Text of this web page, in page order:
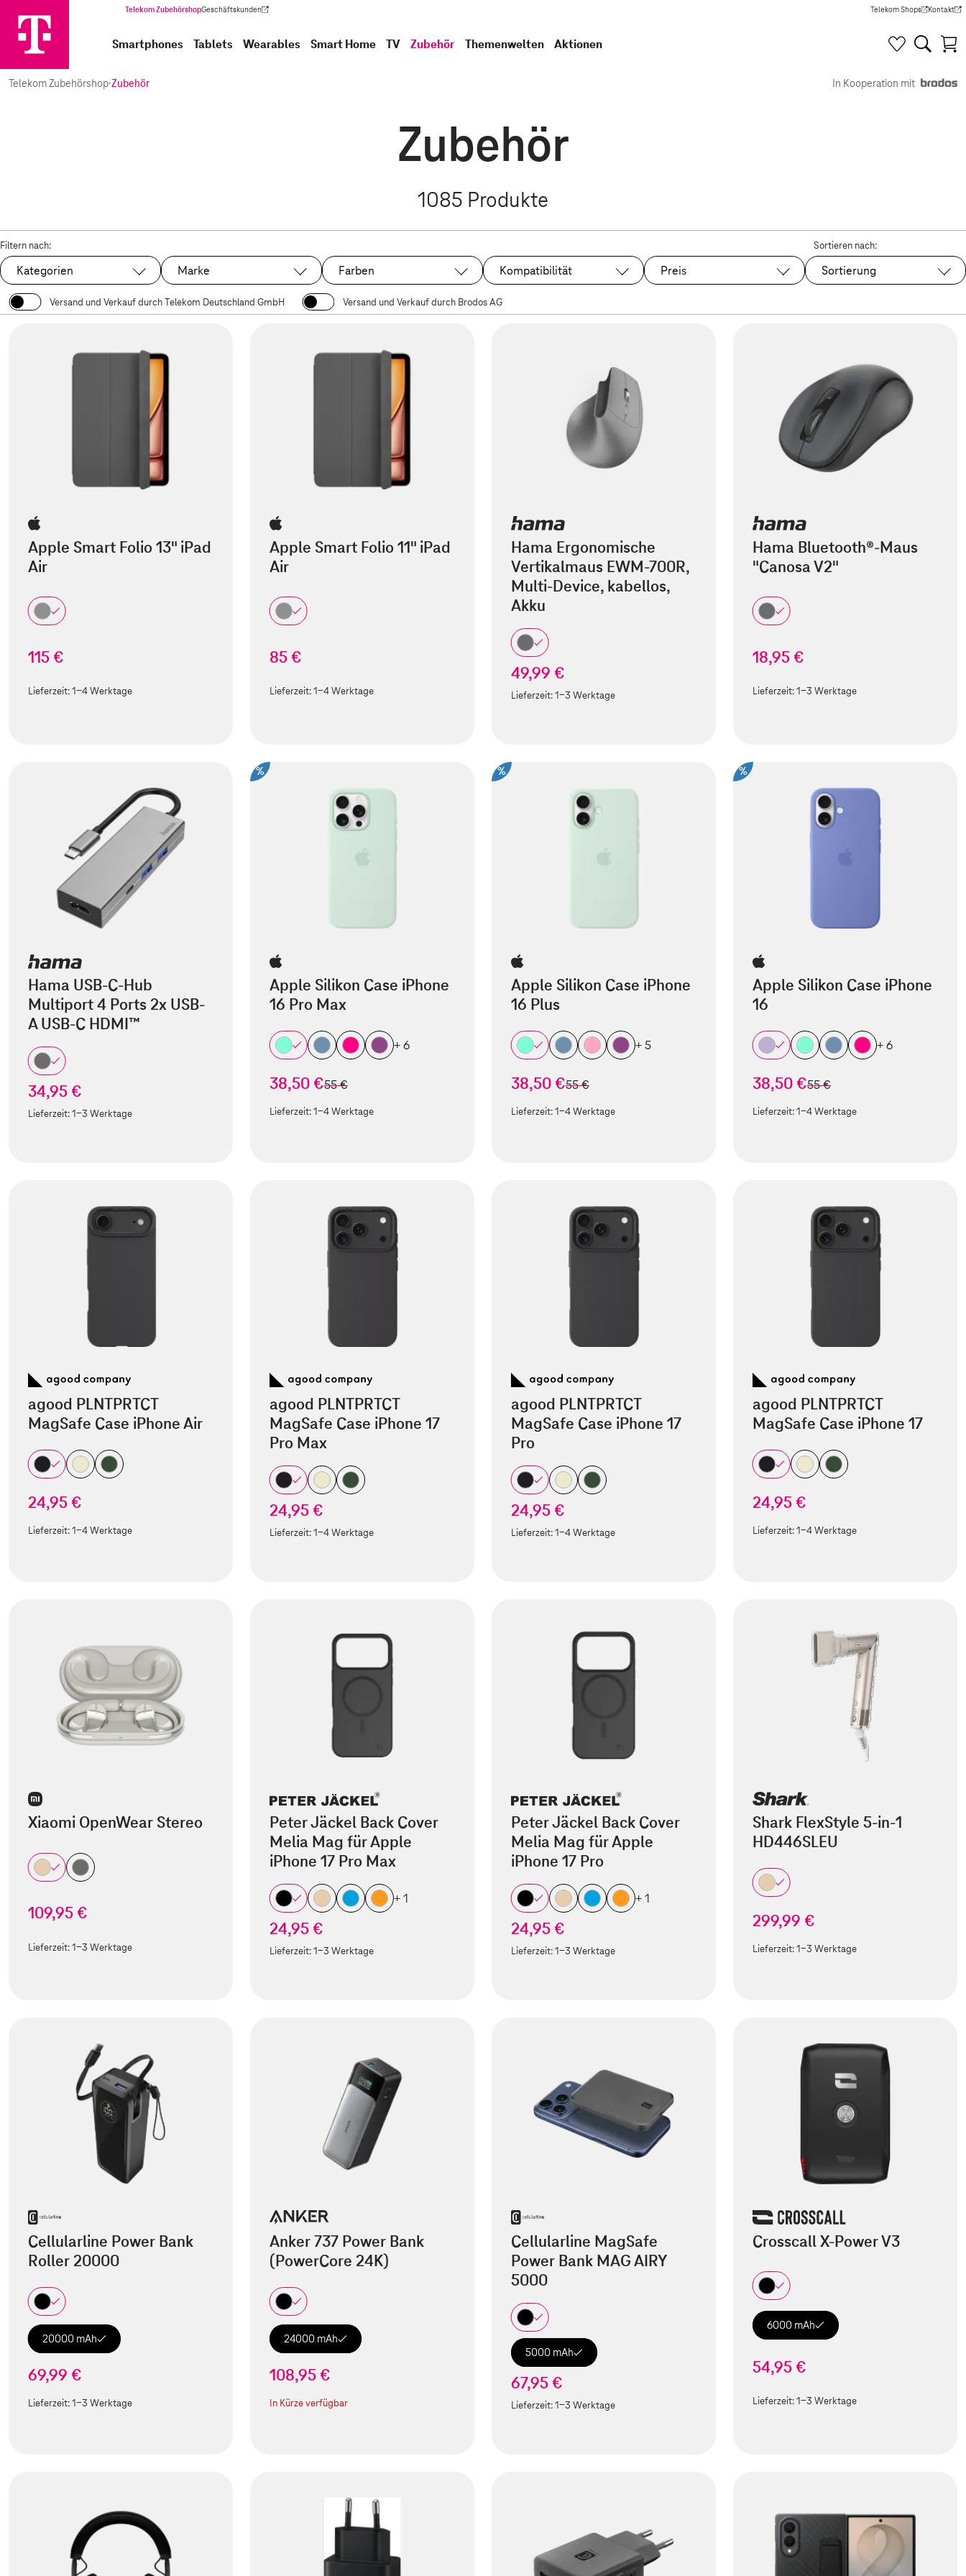
Telekom ZubehörshopGeschäftskunden
(Wird in einem neuen Tab geöffnet) Telekom Shops
(Wird in einem neuen Tab
Kontakt
(Wird in
Smartphones Tablets Wearables Smart Home TV Zubehör Themenwelten Aktionen
Telekom Zubehörshop·Zubehör In Kooperation mit
Zubehör
1085 Produkte
Filtern nach:
Kategorien Marke Farben Kompatibilität Preis
Sortieren nach:
Sortierung
Versand und Verkauf durch Telekom Deutschland GmbH Versand und Verkauf durch Brodos AG
Apple Smart Folio 13" iPad
Air
115 €
Lieferzeit:1-4 Werktage
Apple Smart Folio 11" iPad
Air
85 €
Lieferzeit:1-4 Werktage
Hama Ergonomische
Vertikalmaus EWM-700R,
Multi-Device, kabellos,
Akku
49,99 €
Lieferzeit:1-3 Werktage
Hama Bluetooth®-Maus
"Canosa V2"
18,95 €
Lieferzeit:1-3 Werktage
Hama USB-C-Hub
Multiport 4 Ports 2x USB-
A USB-C HDMI™
34,95 €
Lieferzeit:1-3 Werktage
%
Apple Silikon Case iPhone
16 Pro Max
+ 6
38,50 €statt
55 €
Lieferzeit:1-4 Werktage
%
Apple Silikon Case iPhone
16 Plus
+ 5
38,50 €statt
55 €
Lieferzeit:1-4 Werktage
%
Apple Silikon Case iPhone
16
+ 6
38,50 €statt
55 €
Lieferzeit:1-4 Werktage
agood PLNTPRTCT
MagSafe Case iPhone Air
24,95 €
Lieferzeit:1-4 Werktage
agood PLNTPRTCT
MagSafe Case iPhone 17
Pro Max
24,95 €
Lieferzeit:1-4 Werktage
agood PLNTPRTCT
MagSafe Case iPhone 17
Pro
24,95 €
Lieferzeit:1-4 Werktage
agood PLNTPRTCT
MagSafe Case iPhone 17
24,95 €
Lieferzeit:1-4 Werktage
Xiaomi OpenWear Stereo
109,95 €
Lieferzeit:1-3 Werktage
Peter Jäckel Back Cover
Melia Mag für Apple
iPhone 17 Pro Max
+ 1
24,95 €
Lieferzeit:1-3 Werktage
Peter Jäckel Back Cover
Melia Mag für Apple
iPhone 17 Pro
+ 1
24,95 €
Lieferzeit:1-3 Werktage
Shark FlexStyle 5-in-1
HD446SLEU
299,99 €
Lieferzeit:1-3 Werktage
Cellularline Power Bank
Roller 20000
20000 mAh
69,99 €
Lieferzeit:1-3 Werktage
Anker 737 Power Bank
(PowerCore 24K)
24000 mAh
108,95 €
In Kürze verfügbar
Cellularline MagSafe
Power Bank MAG AIRY
5000
5000 mAh
67,95 €
Lieferzeit:1-3 Werktage
Crosscall X-Power V3
6000 mAh
54,95 €
Lieferzeit:1-3 Werktage